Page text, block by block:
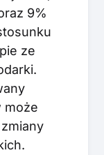
9%
ze
może